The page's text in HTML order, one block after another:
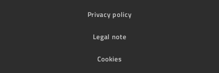
Privacy policy
Legal note
Cookies